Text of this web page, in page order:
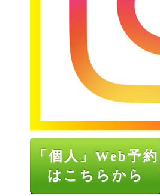
「個人」Web予約
はこちらから